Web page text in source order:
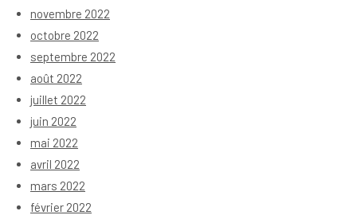
novembre 2022
octobre 2022
septembre 2022
août 2022
juillet 2022
juin 2022
mai 2022
avril 2022
mars 2022
février 2022